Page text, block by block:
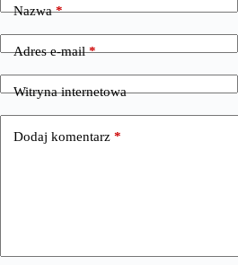
Nazwa*
Adres e-mail*
Witryna internetowa
Dodaj komentarz *